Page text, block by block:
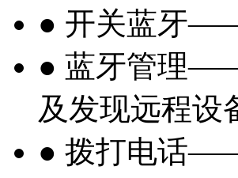
● 开关蓝牙
● 蓝牙管理
及发现远程设
● 拨打电话